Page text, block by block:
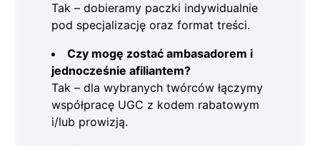
Tak – dobieramy paczki indywidualnie
pod specjalizację oraz format treści.
Czy mogę zostać ambasadorem i
jednocześnie afiliantem?
Tak – dla wybranych twórców łączymy
współpracę UGC z kodem rabatowym
i/lub prowizją.